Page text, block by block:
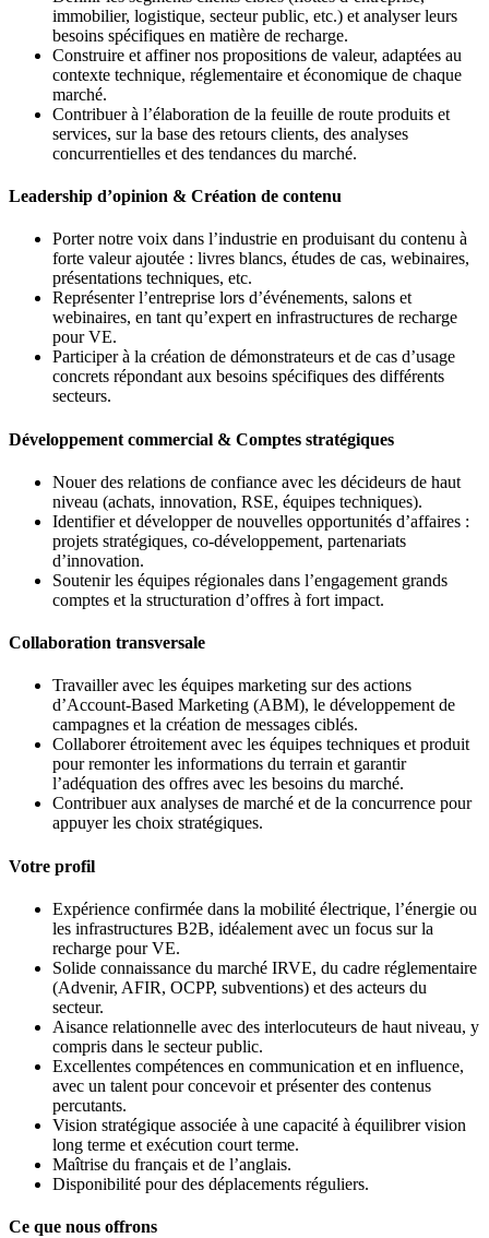
immobilier, logistique, secteur public, etc.) et analyser leurs
besoins spécifiques en matière de recharge.
Construire et affiner nos propositions de valeur, adaptées au
contexte technique, réglementaire et économique de chaque
marché.
Contribuer à l’élaboration de la feuille de route produits et
services, sur la base des retours clients, des analyses
concurrentielles et des tendances du marché.
Leadership d’opinion & Création de contenu
Porter notre voix dans l’industrie en produisant du contenu à
forte valeur ajoutée : livres blancs, études de cas, webinaires,
présentations techniques, etc.
Représenter l’entreprise lors d’événements, salons et
webinaires, en tant qu’expert en infrastructures de recharge
pour VE.
Participer à la création de démonstrateurs et de cas d’usage
concrets répondant aux besoins spécifiques des différents
secteurs.
Développement commercial & Comptes stratégiques
Nouer des relations de confiance avec les décideurs de haut
niveau (achats, innovation, RSE, équipes techniques).
Identifier et développer de nouvelles opportunités d’affaires :
projets stratégiques, co-développement, partenariats
d’innovation.
Soutenir les équipes régionales dans l’engagement grands
comptes et la structuration d’offres à fort impact.
Collaboration transversale
Travailler avec les équipes marketing sur des actions
d’Account-Based Marketing (ABM), le développement de
campagnes et la création de messages ciblés.
Collaborer étroitement avec les équipes techniques et produit
pour remonter les informations du terrain et garantir
l’adéquation des offres avec les besoins du marché.
Contribuer aux analyses de marché et de la concurrence pour
appuyer les choix stratégiques.
Votre profil
Expérience confirmée dans la mobilité électrique, l’énergie ou
les infrastructures B2B, idéalement avec un focus sur la
recharge pour VE.
Solide connaissance du marché IRVE, du cadre réglementaire
(Advenir, AFIR, OCPP, subventions) et des acteurs du
secteur.
Aisance relationnelle avec des interlocuteurs de haut niveau, y
compris dans le secteur public.
Excellentes compétences en communication et en influence,
avec un talent pour concevoir et présenter des contenus
percutants.
Vision stratégique associée à une capacité à équilibrer vision
long terme et exécution court terme.
Maîtrise du français et de l’anglais.
Disponibilité pour des déplacements réguliers.
Ce que nous offrons